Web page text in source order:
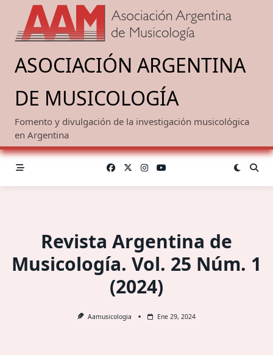
contenido
ASOCIACIÓN ARGENTINA
DE MUSICOLOGÍA
Fomento y divulgación de la investigación musicológica
en Argentina
Revista Argentina de
Musicología. Vol. 25 Núm. 1
(2024)
Aamusicologia Ene 29, 2024